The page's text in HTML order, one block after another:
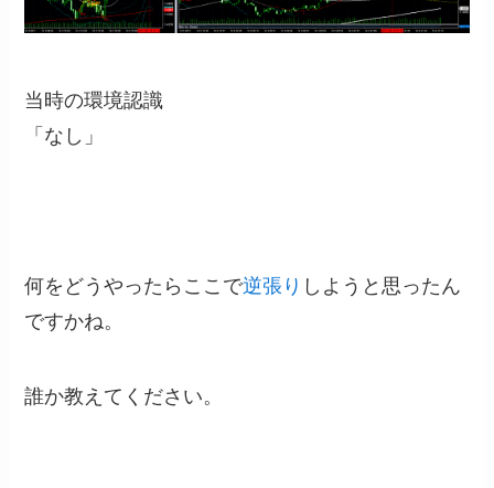
当時の環境認識
「なし」
何をどうやったらここで逆張り しようと思ったん
ですかね。
誰か教えてください。